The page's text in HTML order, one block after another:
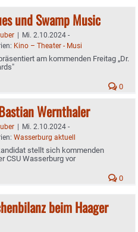
und Swamp Music
| Mi. 2.10.2024 -
Kino – Theater - Musi
am kommenden Freitag „Dr.
0
Wernthaler
| Mi. 2.10.2024 -
Wasserburg aktuell
stellt sich kommenden
CSU Wasserburg vor
0
beim Haager